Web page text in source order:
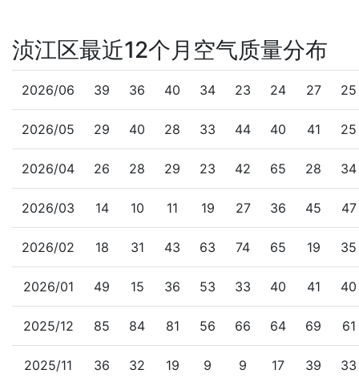
浈江区最近12个月空气质量分布
2026/06 39 36 40 34 23 24 27 25
2026/05 29 40 28 33 44 40 41 25
2026/04 26 28 29 23 42 65 28 34
2026/03 14 10 11 19 27 36 45 47
2026/02 18 31 43 63 74 65 19 35
2026/01 49 15 36 53 33 40 41 40
2025/12 85 84 81 56 66 64 69 61
2025/11 36 32 19 9 9 17 39 33